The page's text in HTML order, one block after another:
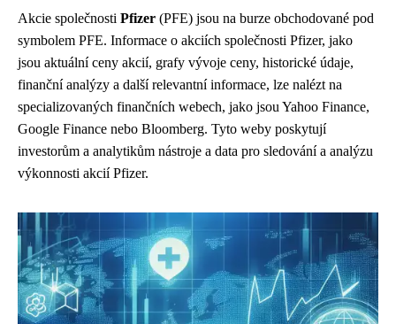
Akcie společnosti Pfizer (PFE) jsou na burze obchodované pod
symbolem PFE. Informace o akciích společnosti Pfizer, jako
jsou aktuální ceny akcií, grafy vývoje ceny, historické údaje,
finanční analýzy a další relevantní informace, lze nalézt na
specializovaných finančních webech, jako jsou Yahoo Finance,
Google Finance nebo Bloomberg. Tyto weby poskytují
investorům a analytikům nástroje a data pro sledování a analýzu
výkonnosti akcií Pfizer.